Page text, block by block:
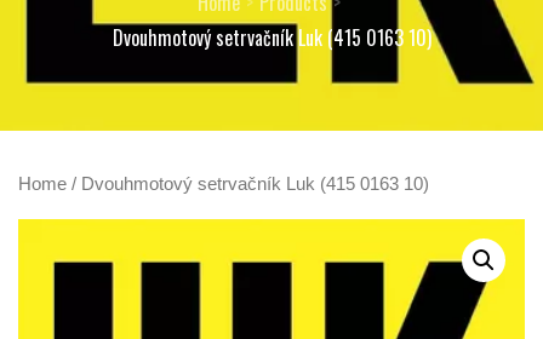
Dvouhmotový setrvačník Luk (415 0163 10)
Home / Dvouhmotový setrvačník Luk (415 0163 10)